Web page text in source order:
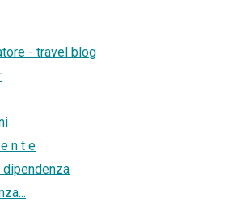
- travel blog
n t e
dipendenza